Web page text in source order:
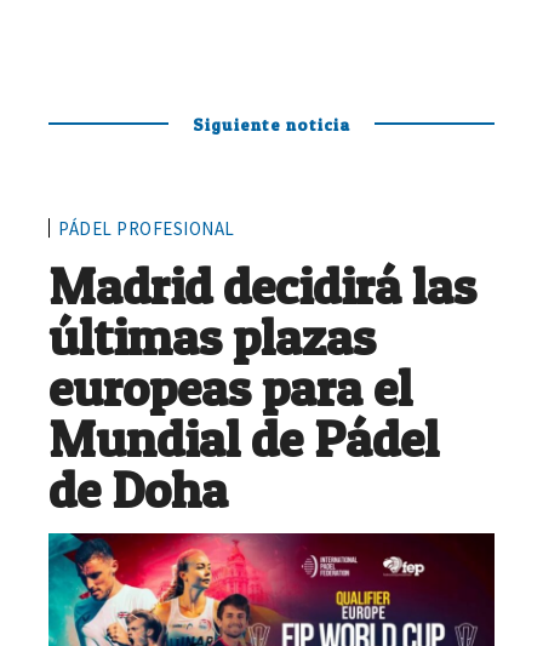
Siguiente noticia
PÁDEL PROFESIONAL
Madrid decidirá las
últimas plazas
europeas para el
Mundial de Pádel
de Doha